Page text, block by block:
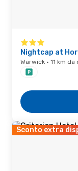
Nightcap at
Warwick · 11 km
Sconto extra